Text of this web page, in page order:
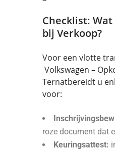
Checklist:
bij Verkoop?
Voor een vlotte
Volkswagen –
Ternatbereidt u
voor:
roze document dat
Keuringsattest: